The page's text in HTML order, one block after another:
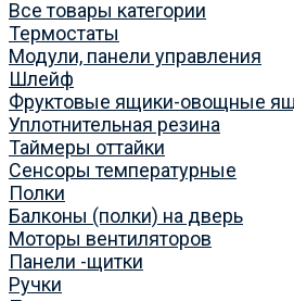
Все товары категории
Термостаты
Модули, панели управления
Шлейф
Фруктовые ящики-овощные
Уплотнительная резина
Таймеры оттайки
Сенсоры температурные
Полки
Балконы (полки) на дверь
Моторы вентиляторов
Панели -щитки
Ручки